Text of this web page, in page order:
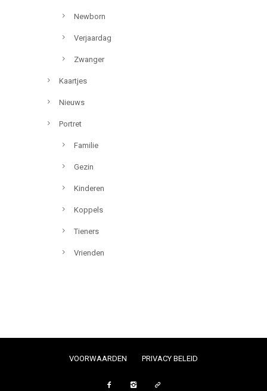
Newborn
Verjaardag
Zwanger
Kaartjes
Nieuws
Portret
Familie
Gezin
Kinderen
Koppels
Tieners
Vrienden
VOORWAARDEN PRIVACY BELEID